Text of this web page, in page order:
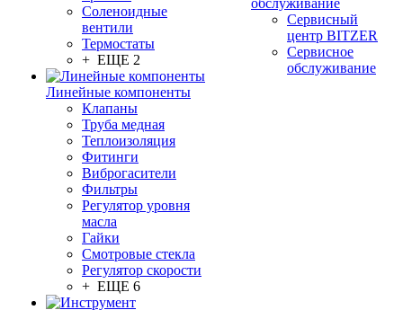
Соленоидные
вентили
Термостаты
+ ЕЩЕ 2
Линейные компоненты
Клапаны
Труба медная
Теплоизоляция
Фитинги
Виброгасители
Фильтры
Регулятор уровня
масла
Гайки
Смотровые стекла
Регулятор скорости
+ ЕЩЕ 6
обслуживание
Сервисный
центр BITZER
Сервисное
обслуживание